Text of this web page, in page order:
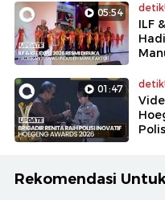
05:54
ILF
01:47
Rekomendasi